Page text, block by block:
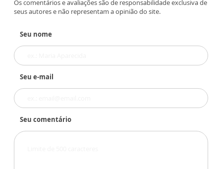
Os comentários e avaliações são de responsabilidade exclusiva de
seus autores e não representam a opinião do site.
Seu nome
Seu e-mail
Seu comentário